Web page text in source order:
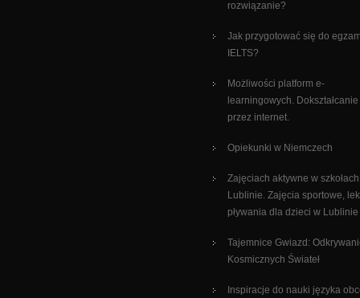
rozwiązanie?
Jak przygotować się do
IELTS?
Możliwości platform e-
learningowych.
przez internet.
Opiekunki w Niemczech
Zajęciach aktywne w
Lublinie. Zajęcia sportowe,
pływania dla dzieci w Lublinie
Tajemnice Gwiazd:
Kosmicznych Świateł
Inspiracje do nauki języka